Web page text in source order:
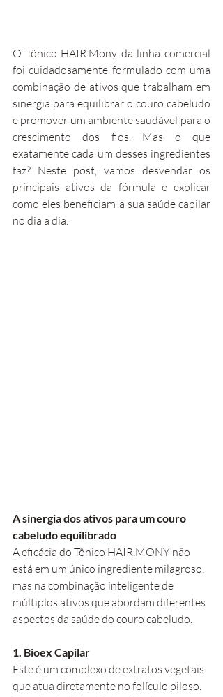
O Tônico HAIR.Mony da linha comercial
foi cuidadosamente formulado com uma
combinação de ativos que trabalham em
sinergia para equilibrar o couro cabeludo
e promover um ambiente saudável para o
crescimento dos fios. Mas o que
exatamente cada um desses ingredientes
faz? Neste post, vamos desvendar os
principais ativos da fórmula e explicar
como eles beneficiam a sua saúde capilar
no dia a dia.
A sinergia dos ativos para um couro
cabeludo equilibrado
A eficácia do Tônico HAIR.MONY não
está em um único ingrediente milagroso,
mas na combinação inteligente de
múltiplos ativos que abordam diferentes
aspectos da saúde do couro cabeludo.
1. Bioex Capilar
Este é um complexo de extratos vegetais
que atua diretamente no folículo piloso.